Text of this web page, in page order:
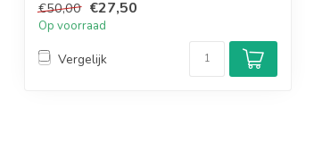
€50,00 €27,50
Op voorraad
Vergelijk